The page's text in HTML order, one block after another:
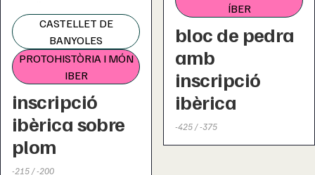
CASTELLET DE
BANYOLES
PROTOHISTÒRIA I MÓN
IBER
inscripció
ibèrica sobre
plom
-215 / -200
ÍBER
bloc de pedra
amb
inscripció
ibèrica
-425 / -375